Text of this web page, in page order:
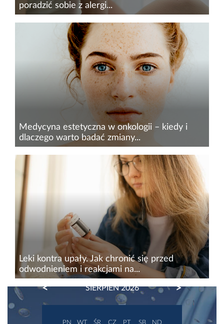
poradzić sobie z alergi...
Ekspozycja na światło słoneczne, choć
niezbędna dla naszego zdrowia, w nadmiarze
może prowadzić do niepożądanych reakcji
skórnych, jak fotouczulenia i reakcje
fototoksyczne. Te formy...
Medycyna estetyczna w onkologii – kiedy i
dlaczego warto badać zmiany...
Zmiany skórne występują pod&nbsp;wieloma
postaciami. Brodawki czy&nbsp;kurzajki
stanowią zazwyczaj głównie problem
estetyczny, jednak żadnych znamion,
a&nbsp;w&nbsp;szczególności pieprzyków...
Leki kontra upały. Jak chronić się przed
odwodnieniem i reakcjami na...
Wysoka temperatura, intensywne słońce i
przyjmowane leki – jeśli nie zachowamy
ostrożności, takie połączenie może stanowić
SIERPIEŃ 2026
PREVIOUS NEXT
PN WT ŚR CZ PT SB ND